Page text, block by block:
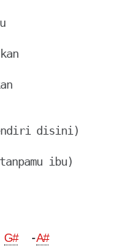
ibu)
G#
  -
A#